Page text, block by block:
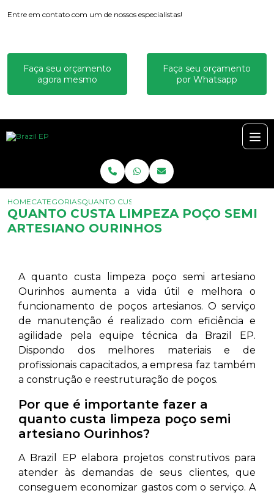
Entre em contato com um de nossos especialistas!
Faça seu orçamento
agora mesmo
Faça seu orçamento
por Whatsapp
HOMECATEGORIASQUANTO CUSTA LIMPEZA POÇO SEMI ARTESIANO
QUANTO CUSTA LIMPEZA POÇO SEMI
ARTESIANO OURINHOS
A quanto custa limpeza poço semi artesiano
Ourinhos aumenta a vida útil e melhora o
funcionamento de poços artesianos. O serviço
de manutenção é realizado com eficiência e
agilidade pela equipe técnica da Brazil EP.
Dispondo dos melhores materiais e de
profissionais capacitados, a empresa faz também
a construção e reestruturação de poços.
Por que é importante fazer a
quanto custa limpeza poço semi
artesiano Ourinhos?
A Brazil EP elabora projetos construtivos para
atender às demandas de seus clientes, que
conseguem economizar gastos com o serviço. A